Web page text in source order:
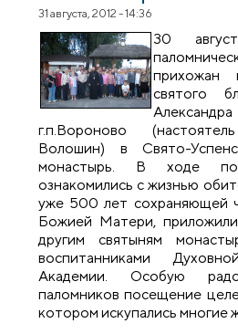
31 августа, 2012 - 14:36
30
прихожан
святого
г.п.Вороново
Волошин) в Свято-
монастырь. В ходе
ознакомились с жизнью
уже 500 лет сохраняющей
Божией Матери,
другим святыням
воспитанниками
Академии. Особую
паломников посещение
котором искупались многие